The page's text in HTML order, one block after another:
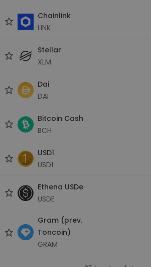
Chainlink
LINK
Stellar
XLM
Dai
DAI
Bitcoin Cash
BCH
USD1
USD1
Ethena USDe
USDE
Gram (prev.
Toncoin)
GRAM